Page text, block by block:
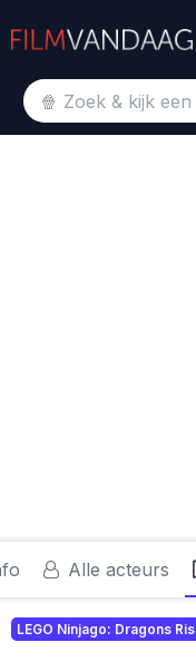
Alle acteurs
LEGO Ninjago: Dragons